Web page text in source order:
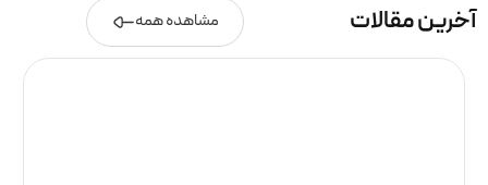
آخرین مقالات مشاهده همه